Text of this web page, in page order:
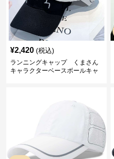
¥2,420 (税込)
ランニングキャップ くまさん
キャラクターベースボールキャ